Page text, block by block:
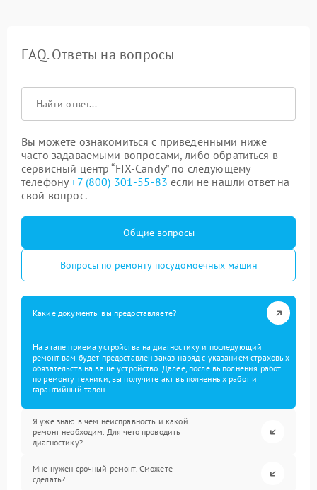
FAQ. Ответы на вопросы
Вы можете ознакомиться с приведенными ниже
часто задаваемыми вопросами, либо обратиться в
сервисный центр “FIX-Candy” по следующему
телефону+7 (800) 301-55-83 если не нашли ответ на
свой вопрос.
Общие вопросы
Вопросы по ремонту посудомоечных машин
Какие документы вы предоставляете?
На этапе приема устройства на диагностику и последующий
ремонт вам будет предоставлен заказ-наряд с указанием страховых
обязательств на ваше устройство. Далее, после выполнения работ
по ремонту техники, вы получите акт выполненных работ и
гарантийный талон.
Я уже знаю в чем неисправность и какой
ремонт необходим. Для чего проводить
диагностику?
Мне нужен срочный ремонт. Сможете
сделать?